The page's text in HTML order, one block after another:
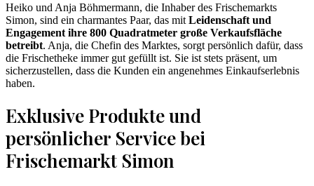
Heiko und Anja Böhmermann, die Inhaber des Frischemarkts
Simon, sind ein charmantes Paar, das mit Leidenschaft und
Engagement ihre 800 Quadratmeter große Verkaufsfläche
betreibt. Anja, die Chefin des Marktes, sorgt persönlich dafür, dass
die Frischetheke immer gut gefüllt ist. Sie ist stets präsent, um
sicherzustellen, dass die Kunden ein angenehmes Einkaufserlebnis
haben.
Exklusive Produkte und
persönlicher Service bei
Frischemarkt Simon